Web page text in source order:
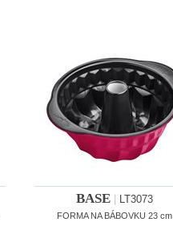
BASE LT3073
FORMA NA BÁBOVKU 23 cm